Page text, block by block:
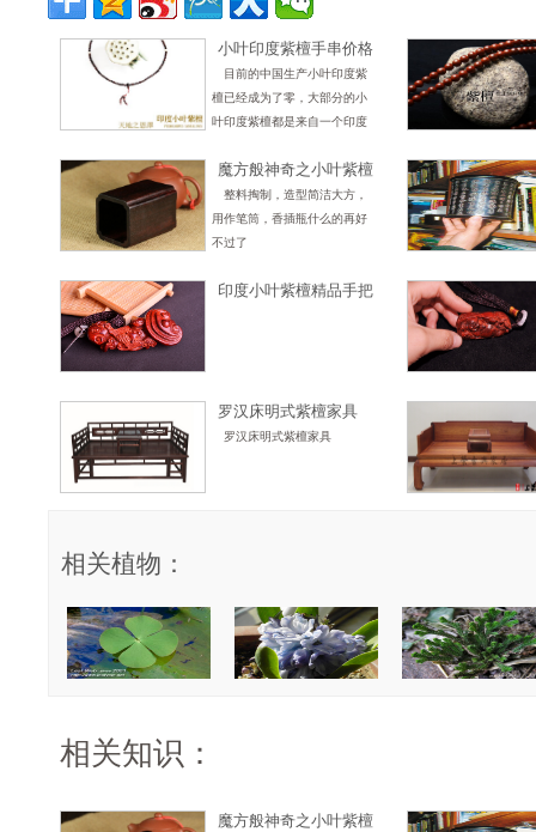
小叶印度紫檀手串价格
不能全部判定真假品质
目前的中国生产小叶印度紫
檀已经成为了零，大部分的小
叶印度紫檀都是来自一个印度
度紫檀的种类好坏都是出自印
度，印度除外的其他国家也是
存在着
魔方般神奇之小叶紫檀
方形笔筒
整料掏制，造型简洁大方，
用作笔筒，香插瓶什么的再好
不过了
印度小叶紫檀精品手把
罗汉床明式紫檀家具
罗汉床明式紫檀家具
相关植物：
相关知识：
魔方般神奇之小叶紫檀